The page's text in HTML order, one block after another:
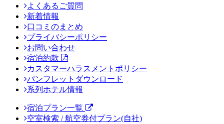
よくあるご質問
新着情報
口コミのまとめ
プライバシーポリシー
お問い合わせ
宿泊約款
カスタマーハラスメントポリシー
パンフレットダウンロード
系列ホテル情報
宿泊プラン一覧
空室検索 / 航空券付プラン(自社)